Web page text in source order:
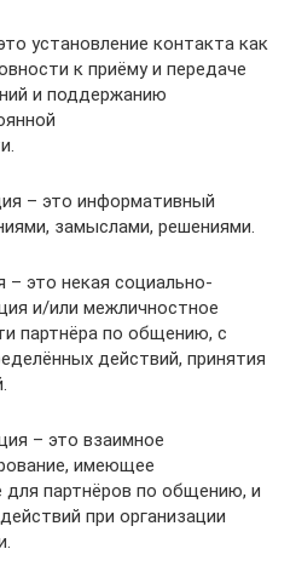
установление контакта как
к приёму и передаче
и поддержанию
– это информативный
замыслами, решениями.
– это некая социально-
и/или межличностное
партнёра по общению, с
действий, принятия
– это взаимное
имеющее
для партнёров по общению, и
при организации